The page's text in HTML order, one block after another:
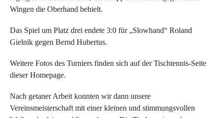
Wingen die Oberhand behielt.
Das Spiel um Platz drei endete 3:0 für „Slowhand“ Roland
Gielnik gegen Bernd Hubertus.
Weitere Fotos des Turniers finden sich auf der Tischtennis-Seite
dieser Homepage.
Nach getaner Arbeit konnten wir dann unsere
Vereinsmeisterschaft mit einer kleinen und stimmungsvollen